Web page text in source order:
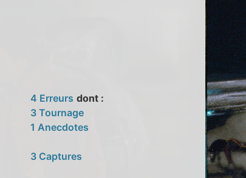
4 Erreurs dont :
3 Tournage
1 Anecdotes
3 Captures